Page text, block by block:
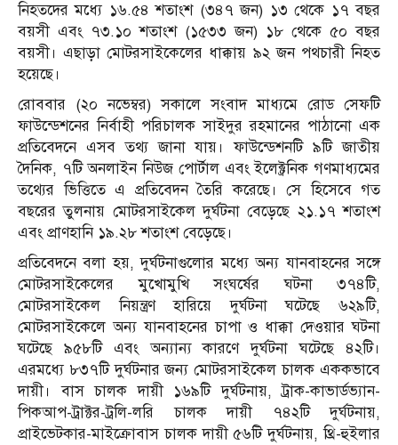
নিহতদের মধ্যে ১৬.৫৪ শতাংশ (৩৪৭ জন) ১৩ থেকে ১৭ বছর
বয়সী এবং ৭৩.১০ শতাংশ (১৫৩৩ জন) ১৮ থেকে ৫০ বছর
বয়সী। এছাড়া মোটরসাইকেলের ধাক্কায় ৯২ জন পথচারী নিহত
হয়েছে।
রোববার (২০ নভেম্বর) সকালে সংবাদ মাধ্যমে রোড সেফটি
ফাউন্ডেশনের নির্বাহী পরিচালক সাইদুর রহমানের পাঠানো এক
প্রতিবেদনে এসব তথ্য জানা যায়। ফাউন্ডেশনটি ৯টি জাতীয়
দৈনিক, ৭টি অনলাইন নিউজ পোর্টাল এবং ইলেক্ট্রনিক গণমাধ্যমের
তথ্যের ভিত্তিতে এ প্রতিবেদন তৈরি করেছে। সে হিসেবে গত
বছরের তুলনায় মোটরসাইকেল দুর্ঘটনা বেড়েছে ২১.১৭ শতাংশ
এবং প্রাণহানি ১৯.২৮ শতাংশ বেড়েছে।
প্রতিবেদনে বলা হয়, দুর্ঘটনাগুলোর মধ্যে অন্য যানবাহনের সঙ্গে
মোটরসাইকেলের মুখোমুখি সংঘর্ষের ঘটনা ৩৭৪টি,
মোটরসাইকেল নিয়ন্ত্রণ হারিয়ে দুর্ঘটনা ঘটেছে ৬২৯টি,
মোটরসাইকেলে অন্য যানবাহনের চাপা ও ধাক্কা দেওয়ার ঘটনা
ঘটেছে ৯৫৮টি এবং অন্যান্য কারণে দুর্ঘটনা ঘটেছে ৪২টি।
এরমধ্যে ৮৩৭টি দুর্ঘটনার জন্য মোটরসাইকেল চালক এককভাবে
দায়ী। বাস চালক দায়ী ১৬৯টি দুর্ঘটনায়, ট্রাক-কাভার্ডভ্যান-
পিকআপ-ট্রাক্টর-ট্রলি-লরি চালক দায়ী ৭৪২টি দুর্ঘটনায়,
প্রাইভেটকার-মাইক্রোবাস চালক দায়ী ৫৬টি দুর্ঘটনায়, থ্রি-হুইলার